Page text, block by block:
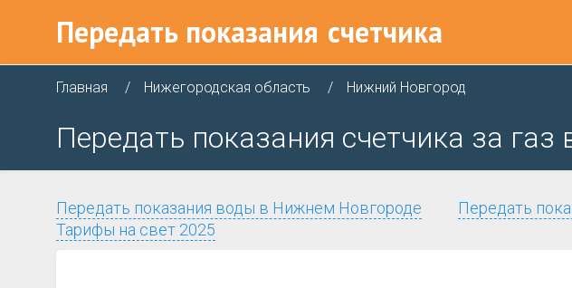
Передать показания счетчика
Главная Нижегородская область Нижний Новгород
Передать показания счетчика за
Передать показания воды в Нижнем Новгороде Передать
Тарифы на свет 2025